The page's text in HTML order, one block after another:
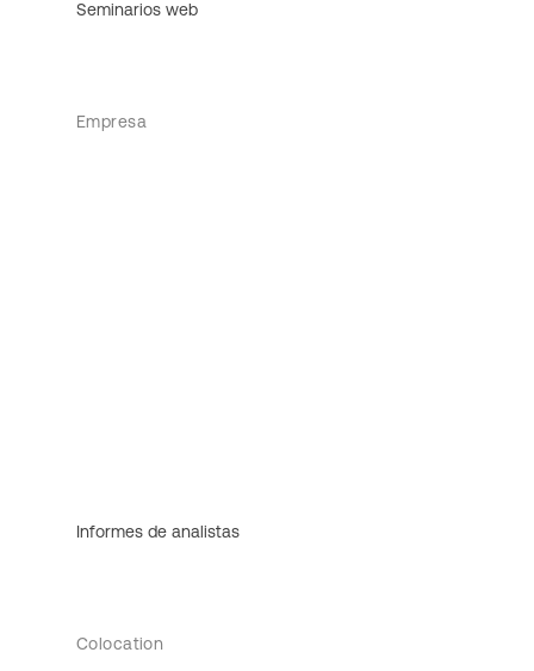
Seminarios web
Empresa
Informes de analistas
Colocation